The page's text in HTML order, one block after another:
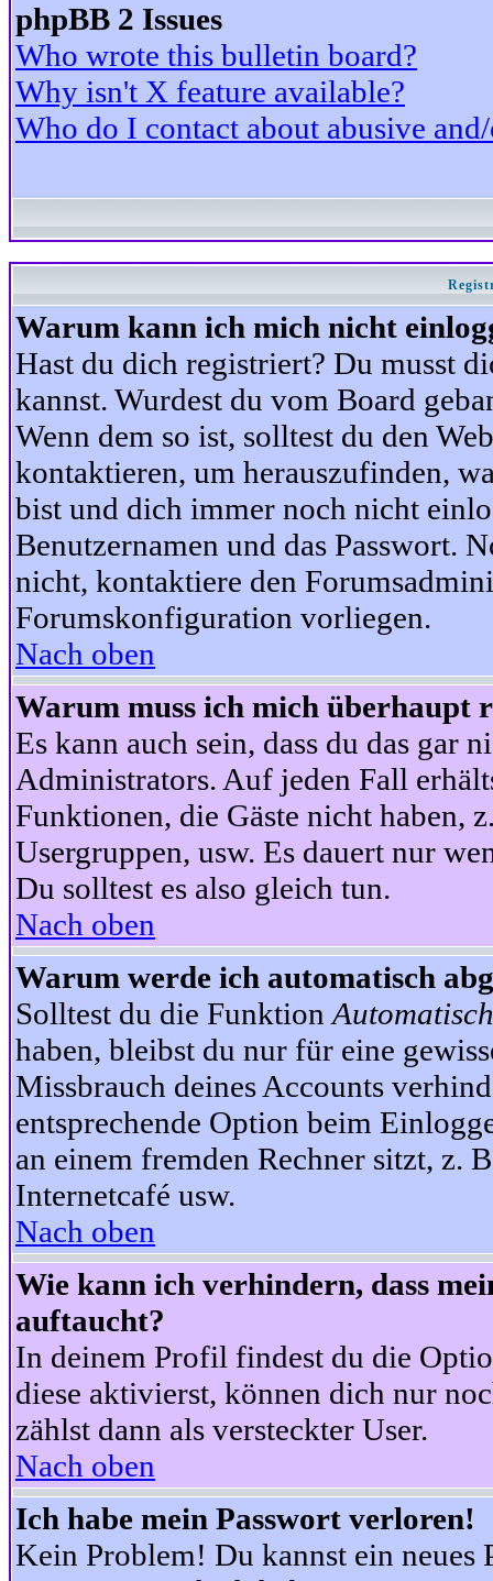
phpBB 2 Issues
Who wrote this bulletin board?
Why isn't X feature available?
Who do I contact about abusive
Warum kann ich mich nicht
Hast du dich registriert? Du musst
kannst. Wurdest du vom Board
Wenn dem so ist, solltest du den
kontaktieren, um herauszufinden,
bist und dich immer noch nicht
Benutzernamen und das Passwort.
nicht, kontaktiere den
Forumskonfiguration vorliegen.
Nach oben
Warum muss ich mich überhaupt
Es kann auch sein, dass du das gar
Administrators. Auf jeden Fall
Funktionen, die Gäste nicht haben,
Usergruppen, usw. Es dauert nur
Du solltest es also gleich tun.
Nach oben
Warum werde ich automatisch
Solltest du die Funktion
haben, bleibst du nur für eine
Missbrauch deines Accounts
entsprechende Option beim
an einem fremden Rechner sitzt, z.
Internetcafé usw.
Nach oben
Wie kann ich verhindern, dass
auftaucht?
In deinem Profil findest du die
diese aktivierst, können dich nur
zählst dann als versteckter User.
Nach oben
Ich habe mein Passwort verloren!
Kein Problem! Du kannst ein neues